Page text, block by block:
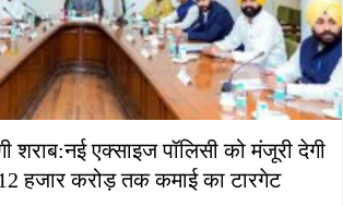
शराब:नई एक्साइज पॉलिसी को मंजूरी देगी
हजार करोड़ तक कमाई का टारगेट